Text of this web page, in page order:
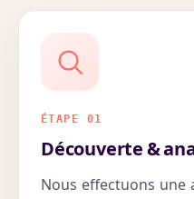
ÉTAPE 01
Découverte &
Nous effectuons une